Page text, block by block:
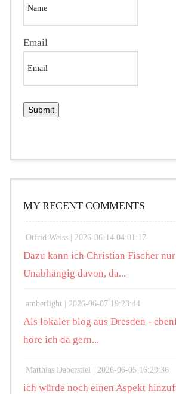
Email
MY RECENT COMMENTS
Otfrid Weiss | 2026-06-14 04:01:17
Dazu kann ich Christian Fischer
Unabhängig davon, da...
amberlight | 2026-06-07 19:23:44
Als lokaler blog aus Dresden -
höre ich da gern...
Matthias Daberstiel | 2026-06-05 16:29:36
ich würde noch einen Aspekt